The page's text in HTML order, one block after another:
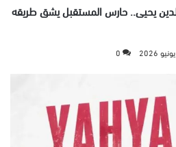
يحيى.. حارس المستقبل يشق طريقه
0